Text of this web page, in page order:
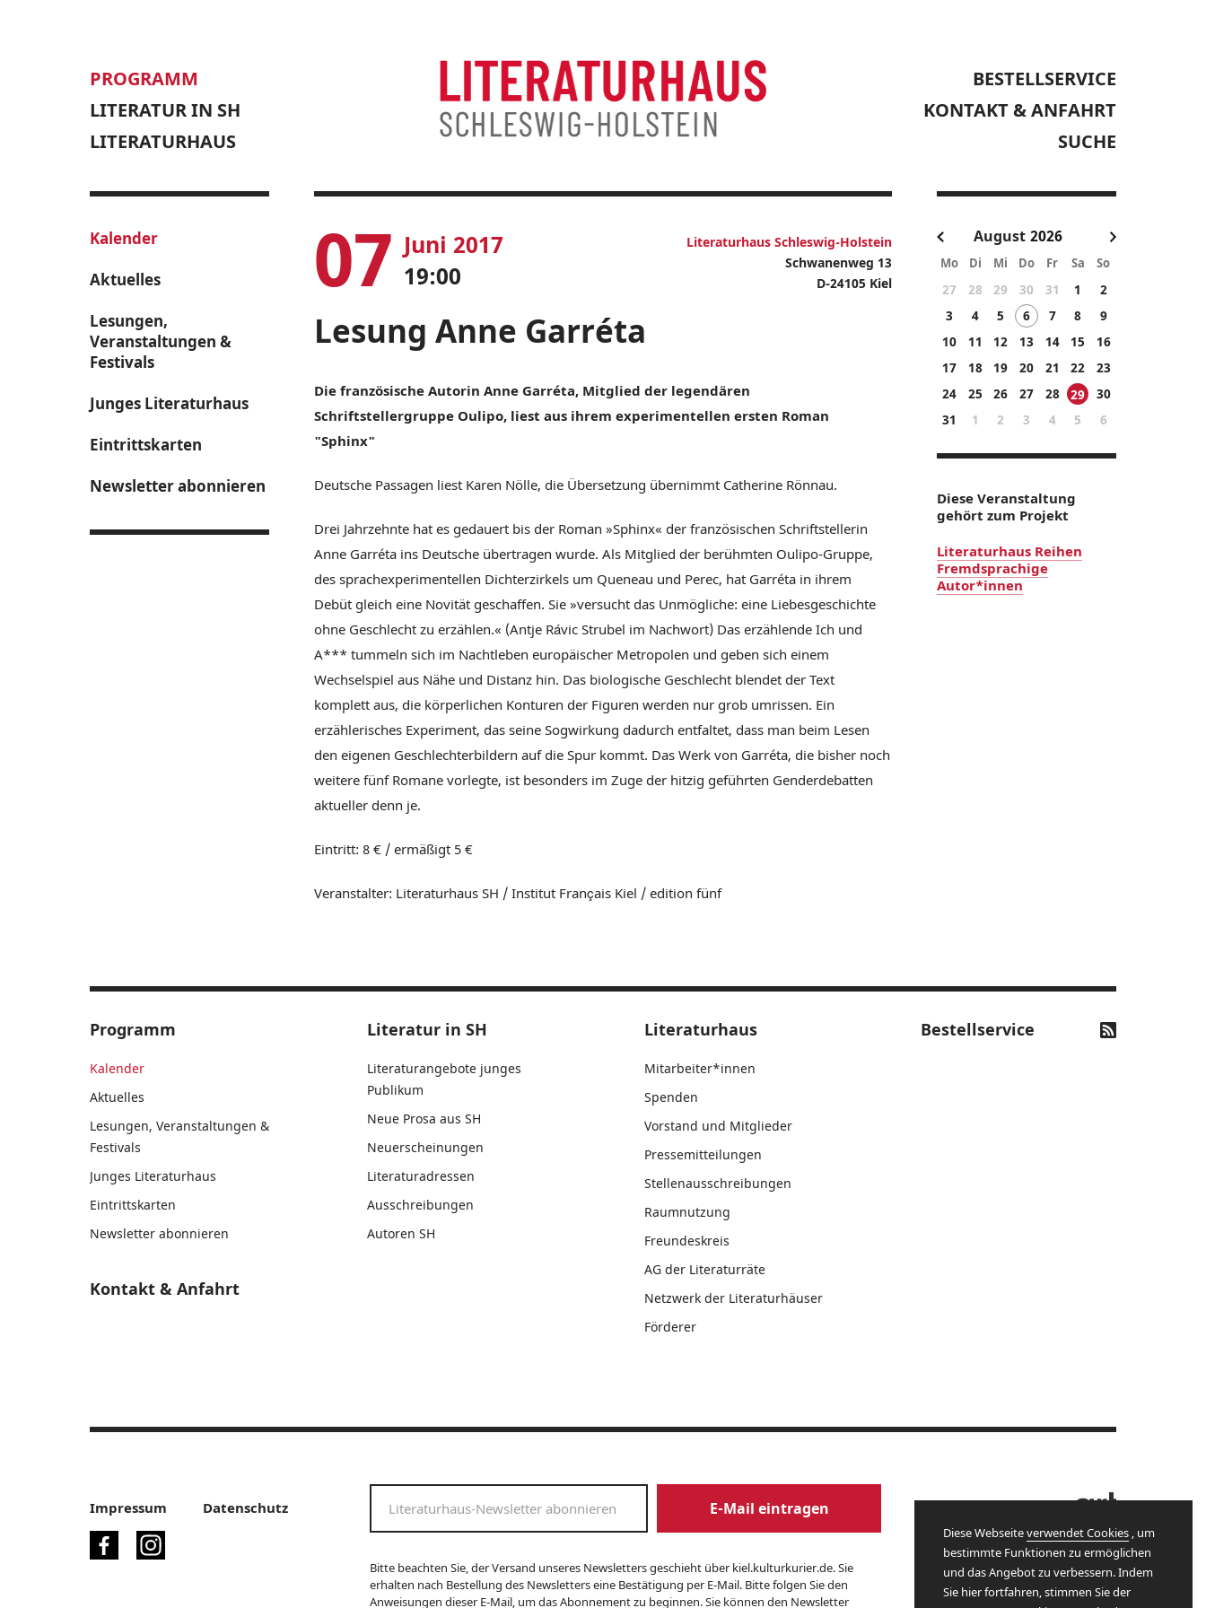
Kalender
Aktuelles
Lesungen,
Veranstaltungen &
Festivals
Junges Literaturhaus
Eintrittskarten
Newsletter abonnieren
07 Juni 2017
19:00
Literaturhaus Schleswig-Holstein
Schwanenweg 13
D-24105 Kiel
Lesung Anne Garréta
Die französische Autorin Anne Garréta, Mitglied der legendären
Schriftstellergruppe Oulipo, liest aus ihrem experimentellen ersten Roman
"Sphinx"
Deutsche Passagen liest Karen Nölle, die Übersetzung übernimmt Catherine Rönnau.
Drei Jahrzehnte hat es gedauert bis der Roman »Sphinx« der französischen Schriftstellerin
Anne Garréta ins Deutsche übertragen wurde. Als Mitglied der berühmten Oulipo-Gruppe,
des sprachexperimentellen Dichterzirkels um Queneau und Perec, hat Garréta in ihrem
Debüt gleich eine Novität geschaffen. Sie »versucht das Unmögliche: eine Liebesgeschichte
ohne Geschlecht zu erzählen.« (Antje Rávic Strubel im Nachwort) Das erzählende Ich und
A*** tummeln sich im Nachtleben europäischer Metropolen und geben sich einem
Wechselspiel aus Nähe und Distanz hin. Das biologische Geschlecht blendet der Text
komplett aus, die körperlichen Konturen der Figuren werden nur grob umrissen. Ein
erzählerisches Experiment, das seine Sogwirkung dadurch entfaltet, dass man beim Lesen
den eigenen Geschlechterbildern auf die Spur kommt. Das Werk von Garréta, die bisher noch
weitere fünf Romane vorlegte, ist besonders im Zuge der hitzig geführten Genderdebatten
aktueller denn je.
Eintritt: 8 € / ermäßigt 5 €
Veranstalter: Literaturhaus SH / Institut Français Kiel / edition fünf
August
Mo Di Mi Do Fr Sa So
27 28 29 30 31 1
2
3
4 5 6 7 8
9
10
11 12 13 14 15
16
17
18 19 20 21 22
23
24
25 26 27 28
30
31
1 2 3 4 5 6
Diese Veranstaltung
gehört zum Projekt
Literaturhaus Reihen
Fremdsprachige
Autor*innen
PROGRAMM
LITERATUR IN SH
LITERATURHAUS
BESTELLSERVICE
KONTAKT & ANFAHRT
SUCHE
Programm
Kalender
Aktuelles
Lesungen, Veranstaltungen &
Festivals
Junges Literaturhaus
Eintrittskarten
Newsletter abonnieren
Kontakt & Anfahrt
Literatur in SH
Literaturangebote junges
Publikum
Neue Prosa aus SH
Neuerscheinungen
Literaturadressen
Ausschreibungen
Autoren SH
Literaturhaus
Mitarbeiter*innen
Spenden
Vorstand und Mitglieder
Pressemitteilungen
Stellenausschreibungen
Raumnutzung
Freundeskreis
AG der Literaturräte
Netzwerk der Literaturhäuser
Förderer
Bestellservice
Impressum Datenschutz E-Mail eintragen
Bitte beachten Sie, der Versand unseres Newsletters geschieht über kiel.kulturkurier.de. Sie
erhalten nach Bestellung des Newsletters eine Bestätigung per E-Mail. Bitte folgen Sie den
Anweisungen dieser E-Mail, um das Abonnement zu beginnen. Sie können den Newsletter
Diese Webseiteverwendet Cookies , um
bestimmte Funktionen zu ermöglichen
und das Angebot zu verbessern. Indem
Sie hier fortfahren, stimmen Sie der